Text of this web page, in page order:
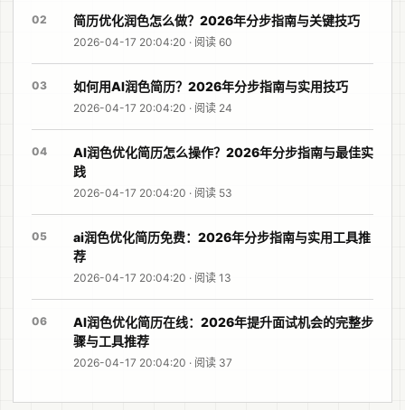
02 简历优化润色怎么做？2026年分步指南与关键技巧
2026-04-17 20:04:20 · 阅读 60
03 如何用AI润色简历？2026年分步指南与实用技巧
2026-04-17 20:04:20 · 阅读 24
04
AI润色优化简历怎么操作？2026年分步指南与最佳实
践
2026-04-17 20:04:20 · 阅读 53
05
ai润色优化简历免费：2026年分步指南与实用工具推
荐
2026-04-17 20:04:20 · 阅读 13
06
AI润色优化简历在线：2026年提升面试机会的完整步
骤与工具推荐
2026-04-17 20:04:20 · 阅读 37